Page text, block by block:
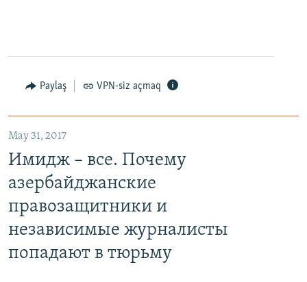
Paylaş VPN-siz açmaq
May 31, 2017
Имидж – все. Почему
азербайджанские
правозащитники и
независимые журналисты
попадают в тюрьму